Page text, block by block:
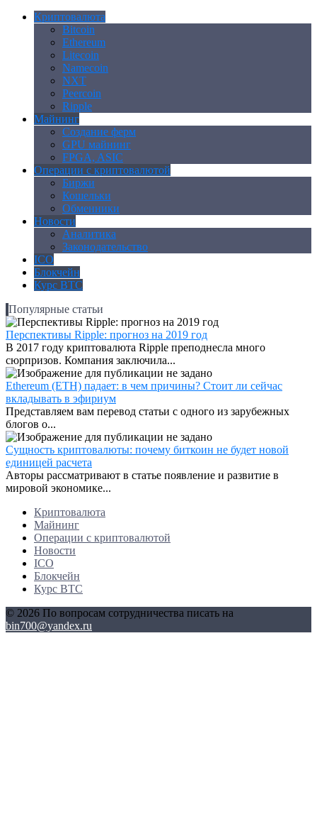
Криптовалюта
Bitcoin
Ethereum
Litecoin
Namecoin
NXT
Peercoin
Ripple
Майнинг
Создание ферм
GPU майнинг
FPGA, ASIC
Операции с криптовалютой
Биржи
Кошельки
Обменники
Новости
Аналитика
Законодательство
ICO
Блокчейн
Курс BTC
Популярные статьи
Перспективы Ripple: прогноз на 2019 год
В 2017 году криптовалюта Ripple преподнесла много
сюрпризов. Компания заключила...
Ethereum (ETH) падает: в чем причины? Стоит ли сейчас
вкладывать в эфириум
Представляем вам перевод статьи с одного из зарубежных
блогов о...
Сущность криптовалюты: почему биткоин не будет новой
единицей расчета
Авторы рассматривают в статье появление и развитие в
мировой экономике...
Криптовалюта
Майнинг
Операции с криптовалютой
Новости
ICO
Блокчейн
Курс BTC
© 2026 По вопросам сотрудничества писать на
bin700@yandex.ru